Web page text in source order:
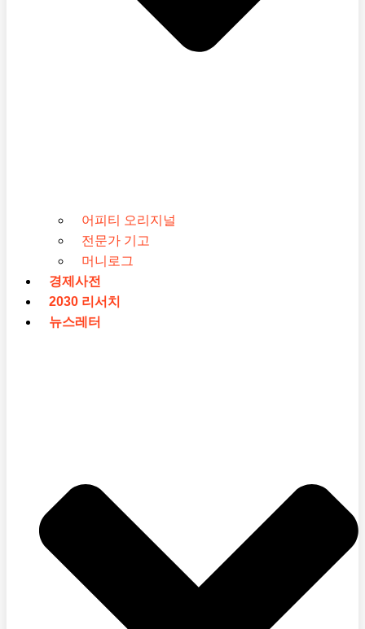
어피티 오리지널
전문가 기고
머니로그
경제사전
2030 리서치
뉴스레터